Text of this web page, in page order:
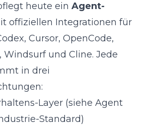
heute ein Agent-
offiziellen Integrationen für
Cursor, OpenCode,
Windsurf und Cline. Jede
in drei
Layer (siehe Agent
Standard)